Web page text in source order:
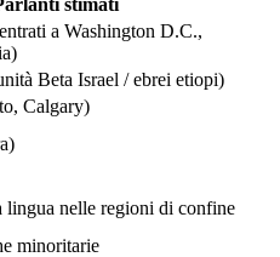
a Washington D.C.,
Beta Israel / ebrei etiopi)
Calgary)
lingua nelle regioni di confine
minoritarie